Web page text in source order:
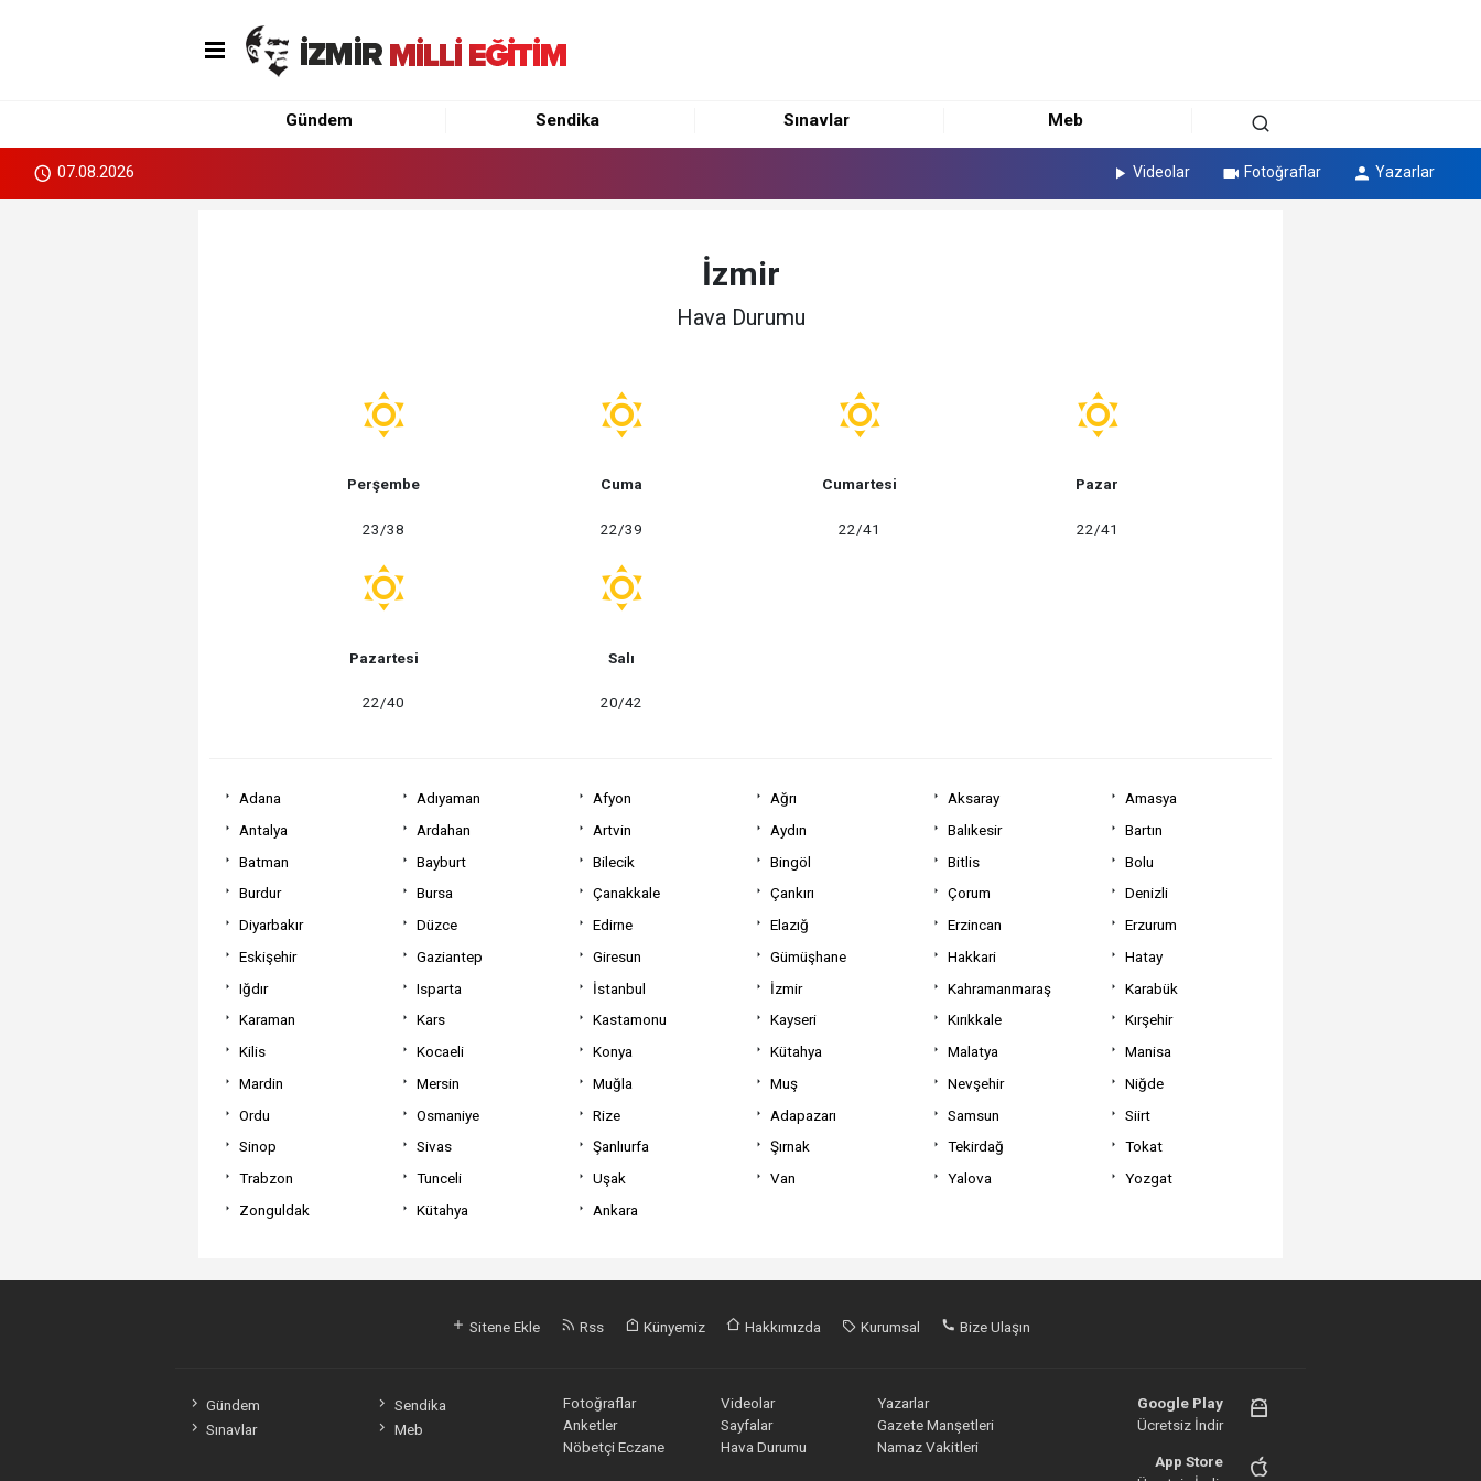
Gündem Sendika Sınavlar Meb
07.08.2026 Videolar Fotoğraflar Yazarlar
İzmir
Hava Durumu
Perşembe
23/38
Cuma
22/39
Cumartesi
22/41
Pazar
22/41
Pazartesi
22/40
Salı
20/42
Adana Adıyaman Afyon Ağrı Aksaray
Amasya
Antalya
Ardahan Artvin Aydın Balıkesir
Bartın
Batman
Bayburt Bilecik Bingöl Bitlis
Bolu
Burdur
Bursa Çanakkale Çankırı Çorum
Denizli
Diyarbakır
Düzce Edirne Elazığ Erzincan
Erzurum
Eskişehir
Gaziantep Giresun Gümüşhane Hakkari
Hatay
Iğdır
Isparta İstanbul İzmir Kahramanmaraş
Karabük
Karaman
Kars Kastamonu Kayseri Kırıkkale
Kırşehir
Kilis
Kocaeli Konya Kütahya Malatya
Manisa
Mardin
Mersin Muğla Muş Nevşehir
Niğde
Ordu
Osmaniye Rize Adapazarı Samsun
Siirt
Sinop
Sivas Şanlıurfa Şırnak Tekirdağ
Tokat
Trabzon
Tunceli Uşak Van Yalova
Yozgat
Zonguldak
Kütahya Ankara
Sitene Ekle Rss Künyemiz Hakkımızda Kurumsal Bize Ulaşın
Gündem
Sendika
Sınavlar
Meb
Fotoğraflar Videolar
Yazarlar
Anketler
Sayfalar
Gazete Manşetleri
Nöbetçi Eczane
Hava Durumu Namaz Vakitleri
Google Play
Ücretsiz İndir
App Store